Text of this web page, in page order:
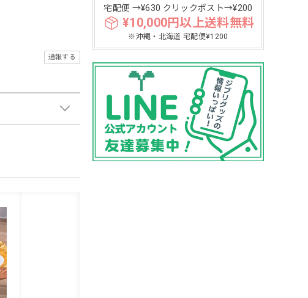
宅配便 →¥630 クリックポスト→¥200
¥10,000円以上送料無料
※沖縄・北海道 宅配便¥1200
通報する